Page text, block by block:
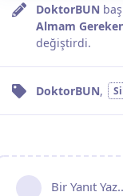
DoktorBUN
Almam
değiştirdi.
DoktorBUN,
Bir Yanıt